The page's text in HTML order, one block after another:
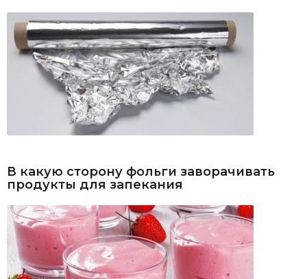
В какую сторону фольги заворачивать
продукты для запекания